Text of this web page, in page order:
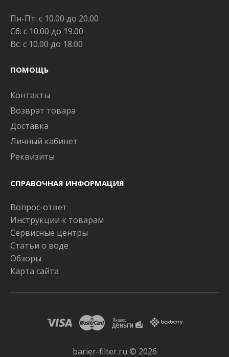
Пн-Пт: с 10.00 до 20.00
Сб: с 10.00 до 19.00
Вс: с 10.00 до 18.00
ПОМОЩЬ
Контакты
Возврат товара
Доставка
Личный кабинет
Реквизиты
СПРАВОЧНАЯ ИНФОРМАЦИЯ
Вопрос-ответ
Инструкции к товарам
Сервисные центры
Статьи о воде
Обзоры
Карта сайта
barier-filter.ru © 2026